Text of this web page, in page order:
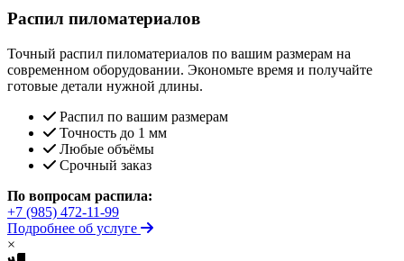
Распил пиломатериалов
Точный распил пиломатериалов по вашим размерам на
современном оборудовании. Экономьте время и получайте
готовые детали нужной длины.
Распил по вашим размерам
Точность до 1 мм
Любые объёмы
Срочный заказ
По вопросам распила:
+7 (985) 472-11-99
Подробнее об услуге
×